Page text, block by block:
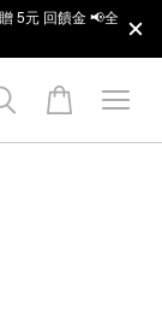
5元 回饋金 📢全